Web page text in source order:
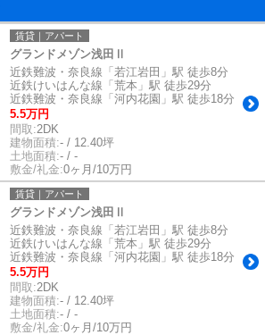
賃貸｜アパート
グランドメゾン浅田Ⅱ
近鉄難波・奈良線「若江岩田」駅 徒歩8分
近鉄けいはんな線「荒本」駅 徒歩29分
近鉄難波・奈良線「河内花園」駅 徒歩18分
5.5万円
間取:2DK
建物面積:- / 12.40坪
土地面積:- / -
敷金/礼金:0ヶ月/10万円
賃貸｜アパート
グランドメゾン浅田Ⅱ
近鉄難波・奈良線「若江岩田」駅 徒歩8分
近鉄けいはんな線「荒本」駅 徒歩29分
近鉄難波・奈良線「河内花園」駅 徒歩18分
5.5万円
間取:2DK
建物面積:- / 12.40坪
土地面積:- / -
敷金/礼金:0ヶ月/10万円